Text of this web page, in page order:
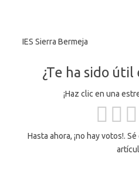
IES Sierra Bermeja
¿Te ha sido
¡Haz clic en una
Hasta ahora, ¡no hay votos!.